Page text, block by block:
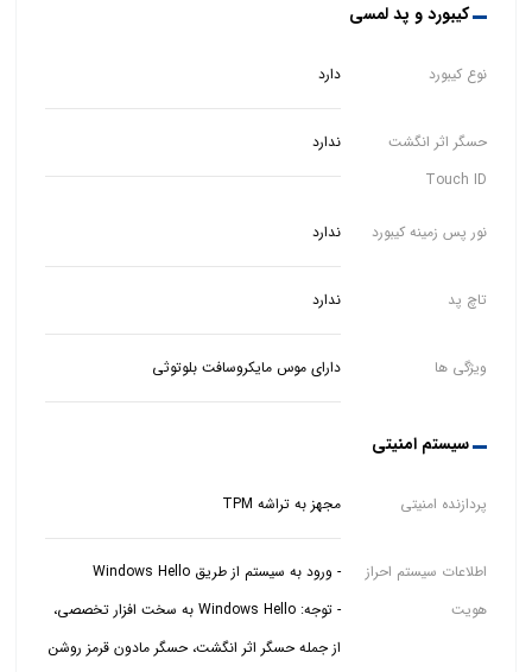
کیبورد و پد لمسی
نوع کیبورد دارد
حسگر اثر انگشت
Touch ID
ندارد
نور پس زمینه کیبورد ندارد
تاچ پد ندارد
ویژگی ها دارای موس مایکروسافت بلوتوثی
سیستم امنیتی
پردازنده امنیتی مجهز به تراشه TPM
اطلاعات سیستم احراز
هویت
- ورود به سیستم از طریق Windows Hello
- توجه: Windows Hello به سخت افزار تخصصی،
از جمله حسگر اثر انگشت، حسگر مادون قرمز روشن